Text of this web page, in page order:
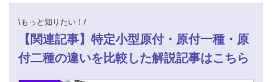
運営会社
利用規約
\もっと知りたい！/
【関連記事】特定小型原付・原付一種・原
付二種の違いを比較した解説記事はこちら